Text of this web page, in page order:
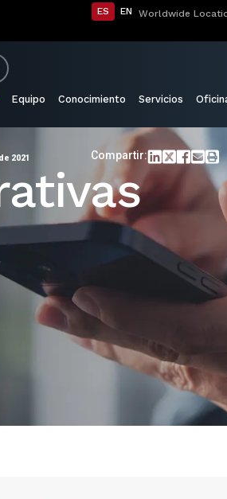
ES EN Worldwide
Equipo Conocimiento Servicios
2021 Compartir: